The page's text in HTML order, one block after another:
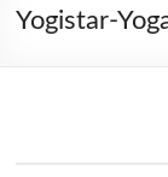
Yogistar-